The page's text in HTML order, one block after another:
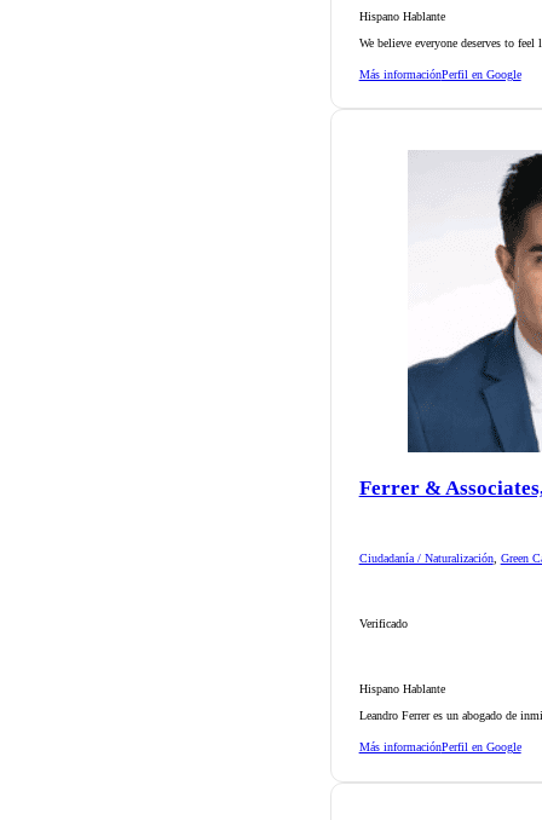
Hispano Hablante
We believe everyone deserves to
Más informaciónPerfil en Google
Ferrer &
Ciudadanía / Naturalización, Green
Verificado
Hispano Hablante
Leandro Ferrer es un abogado de
Más informaciónPerfil en Google